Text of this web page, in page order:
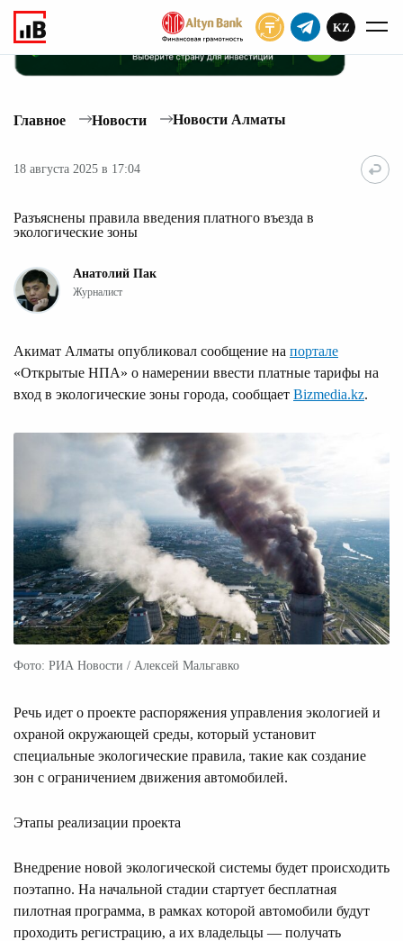
KZ
Главное Новости Новости Алматы
18 августа 2025 в 17:04
Разъяснены правила введения платного въезда в
экологические зоны
Анатолий Пак
Журналист
Акимат Алматы опубликовал сообщение на портале
«Открытые НПА» о намерении ввести платные тарифы на
вход в экологические зоны города, сообщает Bizmedia.kz.
Фото: РИА Новости / Алексей Мальгавко
Речь идет о проекте распоряжения управления экологией и
охраной окружающей среды, который установит
специальные экологические правила, такие как создание
зон с ограничением движения автомобилей.
Этапы реализации проекта
Внедрение новой экологической системы будет происходить
поэтапно. На начальной стадии стартует бесплатная
пилотная программа, в рамках которой автомобили будут
проходить регистрацию, а их владельцы — получать